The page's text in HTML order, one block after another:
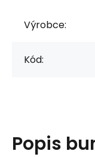
Výrobce:
Kód:
Popis